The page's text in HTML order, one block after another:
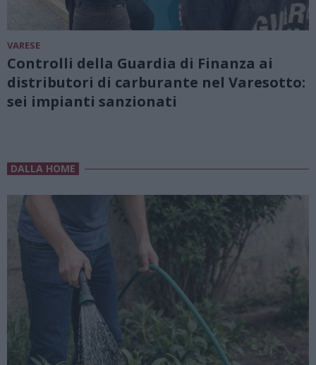
VARESE
Controlli della Guardia di Finanza ai
distributori di carburante nel Varesotto:
sei impianti sanzionati
DALLA HOME